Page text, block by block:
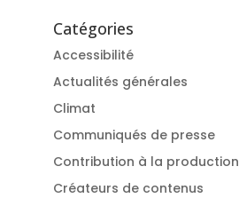
Catégories
Accessibilité
Actualités générales
Climat
Communiqués de presse
Contribution à la production
Créateurs de contenus